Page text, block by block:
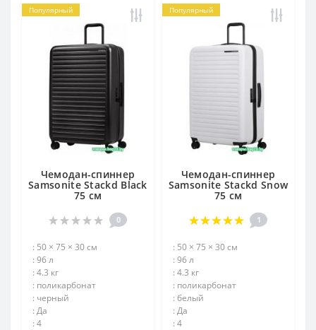
Популярный
Чемодан-спиннер
Samsonite Stackd Black
75 см
0
: 50 × 75 × 30 см
: 96 л
: 4.3 кг
: поликарбонат
: черный
: Да
: 4
Популярный
Чемодан-спиннер
Samsonite Stackd Snow
75 см
1
: 50 × 75 × 30 см
: 96 л
: 4.3 кг
: поликарбонат
: белый
: Да
: 4